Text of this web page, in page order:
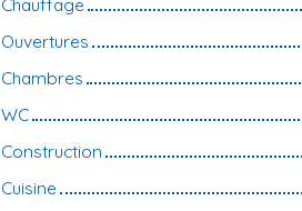
Ouvertures
Chambres
WC
Construction
Cuisine